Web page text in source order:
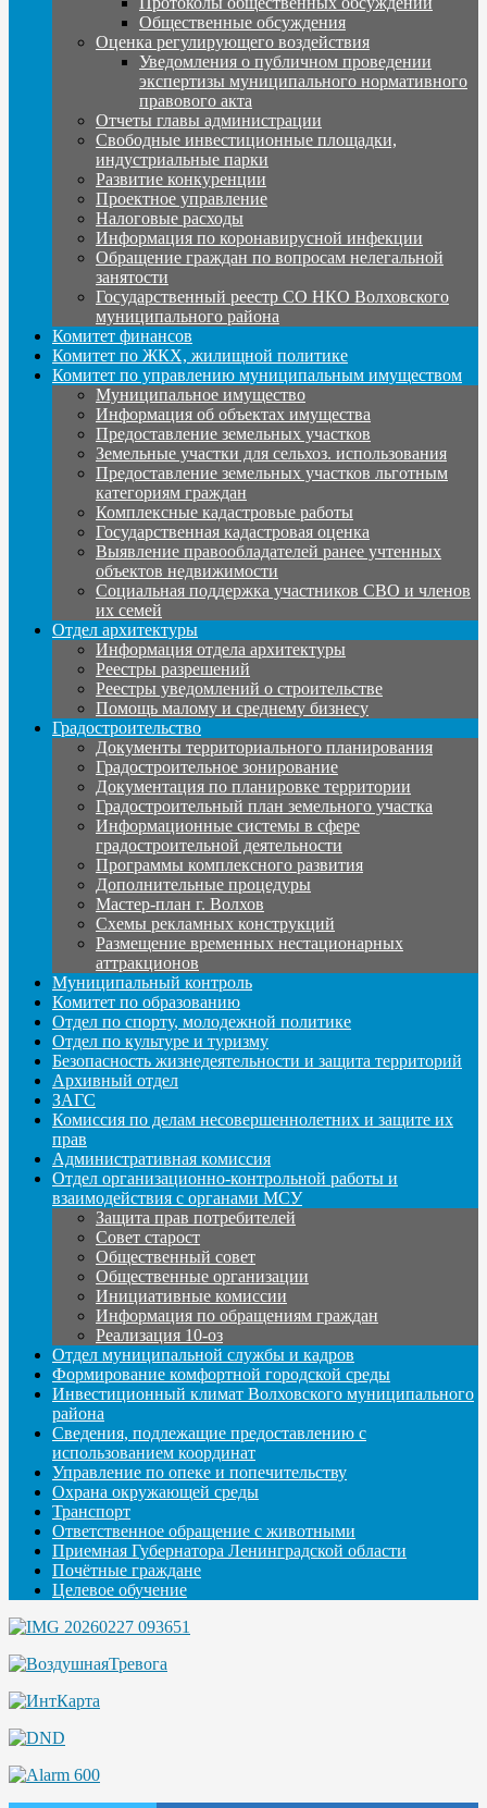
Общественные обсуждения
Оценка регулирующего воздействия
Уведомления о публичном проведении
экспертизы муниципального нормативного
правового акта
Отчеты главы администрации
Свободные инвестиционные площадки,
индустриальные парки
Развитие конкуренции
Проектное управление
Налоговые расходы
Информация по коронавирусной инфекции
Обращение граждан по вопросам нелегальной
занятости
Государственный реестр СО НКО Волховского
муниципального района
Комитет финансов
Комитет по ЖКХ, жилищной политике
Комитет по управлению муниципальным имуществом
Муниципальное имущество
Информация об объектах имущества
Предоставление земельных участков
Земельные участки для сельхоз. использования
Предоставление земельных участков льготным
категориям граждан
Комплексные кадастровые работы
Государственная кадастровая оценка
Выявление правообладателей ранее учтенных
объектов недвижимости
Социальная поддержка участников СВО и членов
их семей
Отдел архитектуры
Информация отдела архитектуры
Реестры разрешений
Реестры уведомлений о строительстве
Помощь малому и среднему бизнесу
Градостроительство
Документы территориального планирования
Градостроительное зонирование
Документация по планировке территории
Градостроительный план земельного участка
Информационные системы в сфере
градостроительной деятельности
Программы комплексного развития
Дополнительные процедуры
Мастер-план г. Волхов
Схемы рекламных конструкций
Размещение временных нестационарных
аттракционов
Муниципальный контроль
Комитет по образованию
Отдел по спорту, молодежной политике
Отдел по культуре и туризму
Безопасность жизнедеятельности и защита территорий
Архивный отдел
ЗАГС
Комиссия по делам несовершеннолетних и защите их
прав
Административная комиссия
Отдел организационно-контрольной работы и
взаимодействия с органами МСУ
Защита прав потребителей
Совет старост
Общественный совет
Общественные организации
Инициативные комиссии
Информация по обращениям граждан
Реализация 10-оз
Отдел муниципальной службы и кадров
Формирование комфортной городской среды
Инвестиционный климат Волховского муниципального
района
Сведения, подлежащие предоставлению с
использованием координат
Управление по опеке и попечительству
Охрана окружающей среды
Транспорт
Ответственное обращение с животными
Приемная Губернатора Ленинградской области
Почётные граждане
Целевое обучение